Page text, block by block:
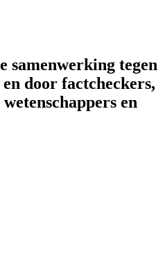
samenwerking tegen
door factcheckers,
en